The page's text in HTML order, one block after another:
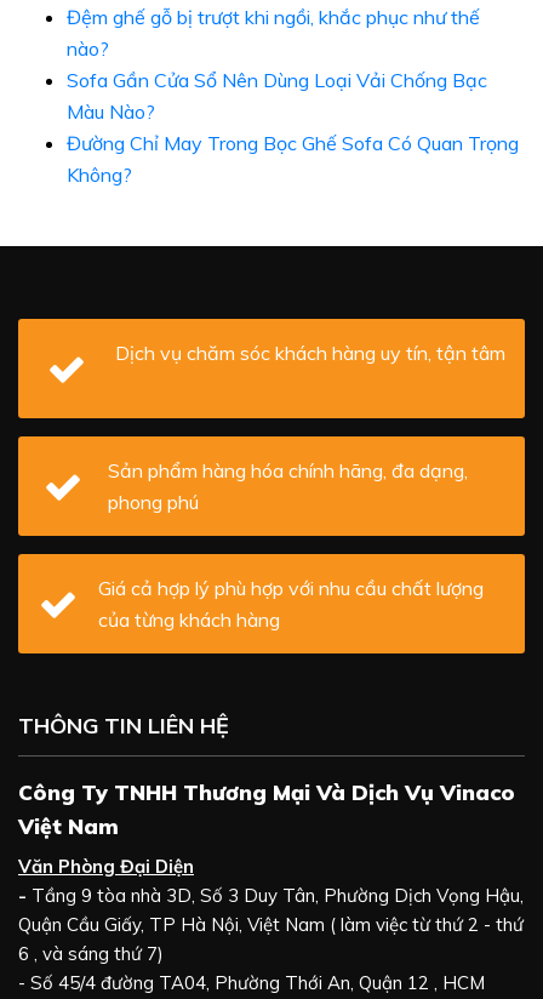
Đệm ghế gỗ bị trượt khi ngồi, khắc phục như thế
nào?
Sofa Gần Cửa Sổ Nên Dùng Loại Vải Chống Bạc
Màu Nào?
Đường Chỉ May Trong Bọc Ghế Sofa Có Quan Trọng
Không?
Dịch vụ chăm sóc khách hàng uy tín, tận tâm
Sản phẩm hàng hóa chính hãng, đa dạng,
phong phú
Giá cả hợp lý phù hợp với nhu cầu chất lượng
của từng khách hàng
THÔNG TIN LIÊN HỆ
Công Ty TNHH Thương Mại Và Dịch Vụ Vinaco
Việt Nam
Văn Phòng Đại Diện
- Tầng 9 tòa nhà 3D, Số 3 Duy Tân, Phường Dịch Vọng Hậu,
Quận Cầu Giấy, TP Hà Nội, Việt Nam ( làm việc từ thứ 2 - thứ
6 , và sáng thứ 7)
- Số 45/4 đường TA04, Phường Thới An, Quận 12 , HCM